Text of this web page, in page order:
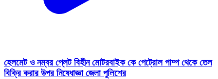
হেলমেট ও নম্বর প্লেট বিহীন মোটরবাইক কে পেট্রোল পাম্প থেকে তেল
বিক্রি করার উপর নিষেধাজ্ঞা জেলা পুলিশের